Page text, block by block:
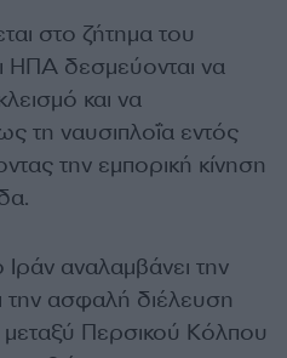
στο ζήτημα του
ΗΠΑ δεσμεύονται να
και να
τη ναυσιπλοΐα εντός
την εμπορική κίνηση
αναλαμβάνει την
την ασφαλή διέλευση
Περσικού Κόλπου